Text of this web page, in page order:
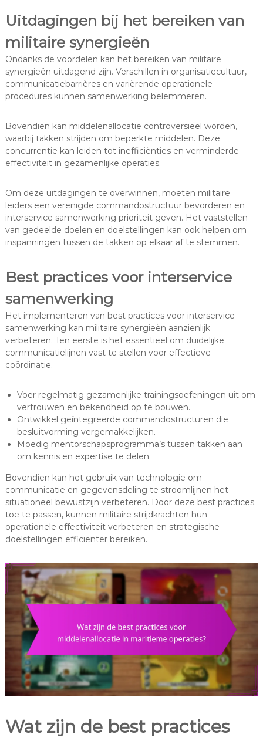
Uitdagingen bij het bereiken van
militaire synergieën
Ondanks de voordelen kan het bereiken van militaire
synergieën uitdagend zijn. Verschillen in organisatiecultuur,
communicatiebarrières en variërende operationele
procedures kunnen samenwerking belemmeren.
Bovendien kan middelenallocatie controversieel worden,
waarbij takken strijden om beperkte middelen. Deze
concurrentie kan leiden tot inefficiënties en verminderde
effectiviteit in gezamenlijke operaties.
Om deze uitdagingen te overwinnen, moeten militaire
leiders een verenigde commandostructuur bevorderen en
interservice samenwerking prioriteit geven. Het vaststellen
van gedeelde doelen en doelstellingen kan ook helpen om
inspanningen tussen de takken op elkaar af te stemmen.
Best practices voor interservice
samenwerking
Het implementeren van best practices voor interservice
samenwerking kan militaire synergieën aanzienlijk
verbeteren. Ten eerste is het essentieel om duidelijke
communicatielijnen vast te stellen voor effectieve
coördinatie.
Voer regelmatig gezamenlijke trainingsoefeningen uit om
vertrouwen en bekendheid op te bouwen.
Ontwikkel geïntegreerde commandostructuren die
besluitvorming vergemakkelijken.
Moedig mentorschapsprogramma’s tussen takken aan
om kennis en expertise te delen.
Bovendien kan het gebruik van technologie om
communicatie en gegevensdeling te stroomlijnen het
situationeel bewustzijn verbeteren. Door deze best practices
toe te passen, kunnen militaire strijdkrachten hun
operationele effectiviteit verbeteren en strategische
doelstellingen efficiënter bereiken.
Wat zijn de best practices